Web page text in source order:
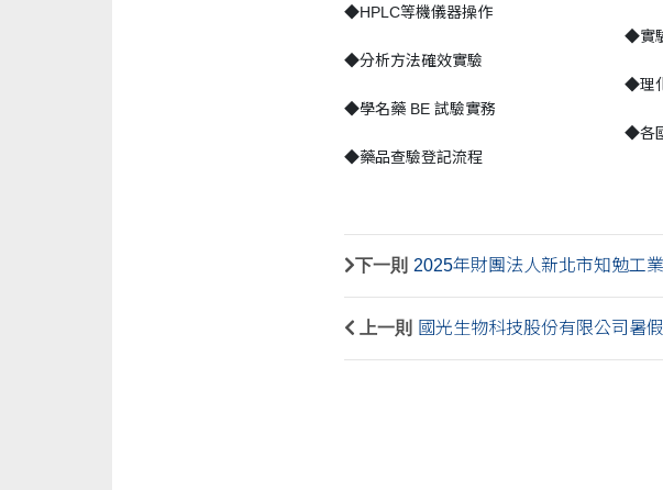
◆HPLC等機儀器操作
◆分析方法確效實驗
◆學名藥 BE 試驗實務
◆藥品查驗登記流程
◆實
◆理
◆各
下一則 2025年財團法人新北市知勉工
上一則 國光生物科技股份有限公司暑